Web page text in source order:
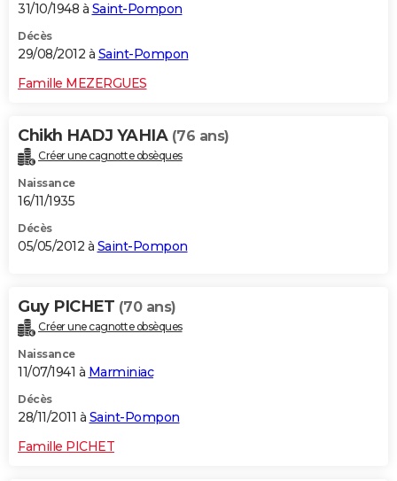
31/10/1948 à Saint-Pompon
Décès
29/08/2012 à Saint-Pompon
Famille MEZERGUES
Chikh HADJ YAHIA (76 ans)
Créer une cagnotte obsèques
Naissance
16/11/1935
Décès
05/05/2012 à Saint-Pompon
Guy PICHET (70 ans)
Créer une cagnotte obsèques
Naissance
11/07/1941 à Marminiac
Décès
28/11/2011 à Saint-Pompon
Famille PICHET